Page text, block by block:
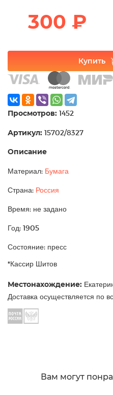
300 ₽
Купить
Просмотров: 1452
Артикул: 15702/8327
Описание
Материал: Бумага
Страна: Россия
Время: не задано
Год: 1905
Состояние: пресс
*Кассир Шитов
Местонахождение:
Доставка осуществляется по
Вам могут